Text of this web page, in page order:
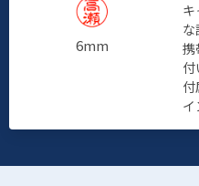
6mm
な
携
付
イ